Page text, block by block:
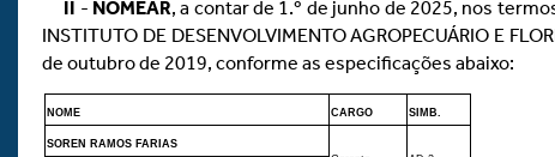
II - NOMEAR, a contar de 1.º de junho de 2025, nos
INSTITUTO DE DESENVOLVIMENTO AGROPECUÁRIO E
de outubro de 2019, conforme as especificações abaixo:
NOME CARGO SIMB.
SOREN RAMOS FARIAS